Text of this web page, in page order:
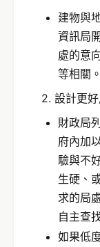
建物與
資訊局
處的意
等相關。
2. 設計更
財政局
府內加
驗與不
生硬、
求的局
自主查
如果低